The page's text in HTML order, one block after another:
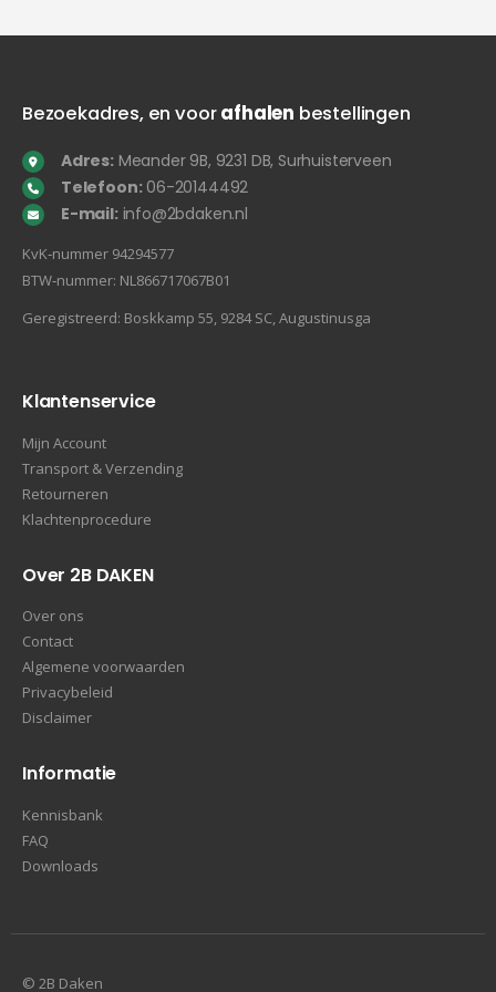
Bezoekadres, en voorafhalen bestellingen
Adres:Meander 9B, 9231 DB, Surhuisterveen
Telefoon:06-20144492
E-mail:info@2bdaken.nl
KvK‐nummer 94294577
BTW‐nummer: NL866717067B01
Geregistreerd: Boskkamp 55, 9284 SC, Augustinusga
Klantenservice
Mijn Account
Transport & Verzending
Retourneren
Klachtenprocedure
Over 2B DAKEN
Over ons
Contact
Algemene voorwaarden
Privacybeleid
Disclaimer
Informatie
Kennisbank
FAQ
Downloads
© 2B Daken